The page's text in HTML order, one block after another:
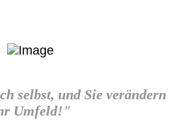
selbst, und Sie verändern
Umfeld!"